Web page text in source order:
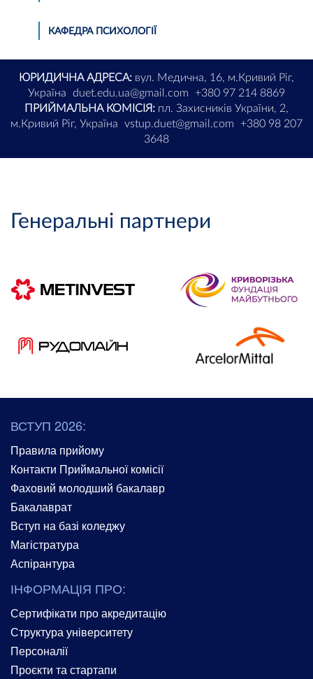
КАФЕДРА ПСИХОЛОГІЇ
ЮРИДИЧНА АДРЕСА: вул. Медична, 16, м.Кривий Ріг,
Україна
duet.edu.ua@gmail.com
+380 97 214 8869
ПРИЙМАЛЬНА КОМІСІЯ: пл. Захисників України, 2,
м.Кривий Ріг, Україна
vstup.duet@gmail.com
+380 98 207
3648
Генеральні партнери
ВСТУП 2026:
Правила прийому
Контакти Приймальної комісії
Фаховий молодший бакалавр
Бакалаврат
Вступ на базі коледжу
Магістратура
Аспірантура
ІНФОРМАЦІЯ ПРО:
Сертифікати про акредитацію
Структура університету
Персоналії
Проєкти та стартапи